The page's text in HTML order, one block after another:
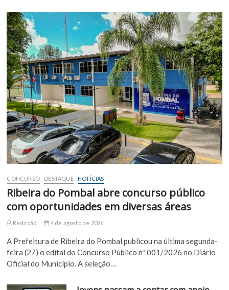
CONCURSO DESTAQUE NOTÍCIAS
Ribeira do Pombal abre concurso público
com oportunidades em diversas áreas
Redação 4 de agosto de 2026
A Prefeitura de Ribeira do Pombal publicou na última segunda-
feira (27) o edital do Concurso Público nº 001/2026 no Diário
Oficial do Município. A seleção…